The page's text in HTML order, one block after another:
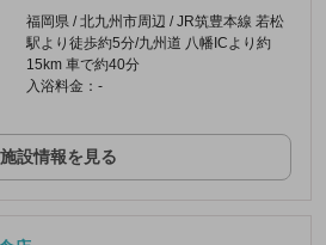
福岡県 / 北九州市周辺 / JR筑豊本線 若松
駅より徒歩約5分/九州道 八幡ICより約
15km 車で約40分
入浴料金：-
施設情報を見る